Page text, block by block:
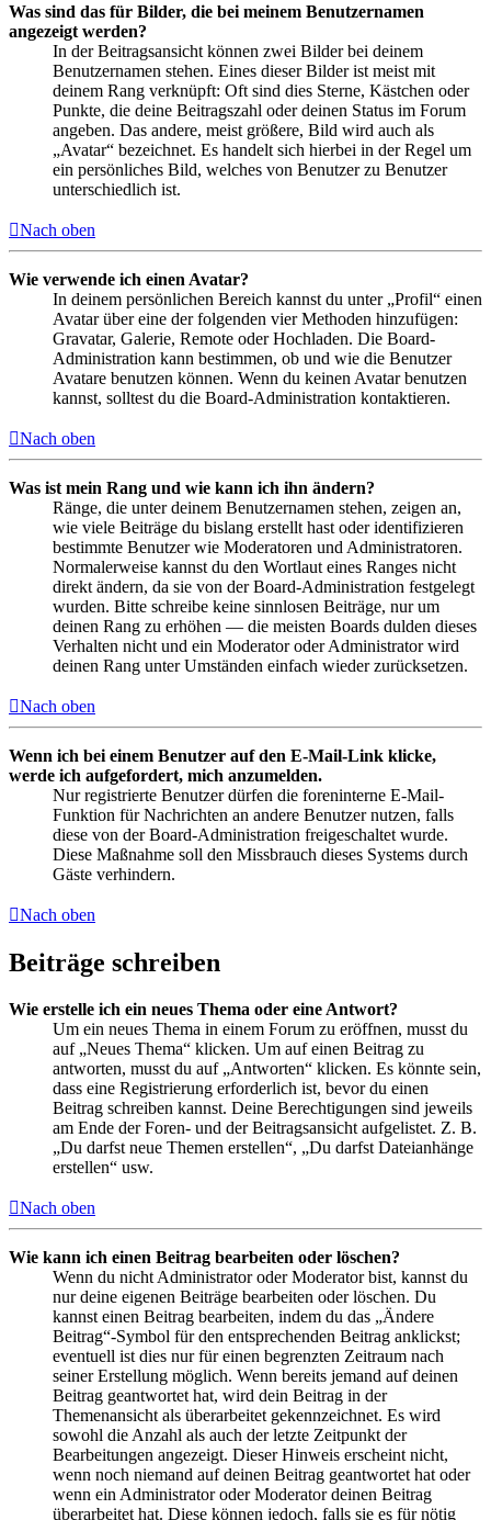
Was sind das für Bilder, die bei meinem Benutzernamen
angezeigt werden?
In der Beitragsansicht können zwei Bilder bei deinem
Benutzernamen stehen. Eines dieser Bilder ist meist mit
deinem Rang verknüpft: Oft sind dies Sterne, Kästchen oder
Punkte, die deine Beitragszahl oder deinen Status im Forum
angeben. Das andere, meist größere, Bild wird auch als
„Avatar“ bezeichnet. Es handelt sich hierbei in der Regel um
ein persönliches Bild, welches von Benutzer zu Benutzer
unterschiedlich ist.
Nach oben
Wie verwende ich einen Avatar?
In deinem persönlichen Bereich kannst du unter „Profil“ einen
Avatar über eine der folgenden vier Methoden hinzufügen:
Gravatar, Galerie, Remote oder Hochladen. Die Board-
Administration kann bestimmen, ob und wie die Benutzer
Avatare benutzen können. Wenn du keinen Avatar benutzen
kannst, solltest du die Board-Administration kontaktieren.
Nach oben
Was ist mein Rang und wie kann ich ihn ändern?
Ränge, die unter deinem Benutzernamen stehen, zeigen an,
wie viele Beiträge du bislang erstellt hast oder identifizieren
bestimmte Benutzer wie Moderatoren und Administratoren.
Normalerweise kannst du den Wortlaut eines Ranges nicht
direkt ändern, da sie von der Board-Administration festgelegt
wurden. Bitte schreibe keine sinnlosen Beiträge, nur um
deinen Rang zu erhöhen — die meisten Boards dulden dieses
Verhalten nicht und ein Moderator oder Administrator wird
deinen Rang unter Umständen einfach wieder zurücksetzen.
Nach oben
Wenn ich bei einem Benutzer auf den E-Mail-Link klicke,
werde ich aufgefordert, mich anzumelden.
Nur registrierte Benutzer dürfen die foreninterne E-Mail-
Funktion für Nachrichten an andere Benutzer nutzen, falls
diese von der Board-Administration freigeschaltet wurde.
Diese Maßnahme soll den Missbrauch dieses Systems durch
Gäste verhindern.
Nach oben
Beiträge schreiben
Wie erstelle ich ein neues Thema oder eine Antwort?
Um ein neues Thema in einem Forum zu eröffnen, musst du
auf „Neues Thema“ klicken. Um auf einen Beitrag zu
antworten, musst du auf „Antworten“ klicken. Es könnte sein,
dass eine Registrierung erforderlich ist, bevor du einen
Beitrag schreiben kannst. Deine Berechtigungen sind jeweils
am Ende der Foren- und der Beitragsansicht aufgelistet. Z. B.
„Du darfst neue Themen erstellen“, „Du darfst Dateianhänge
erstellen“ usw.
Nach oben
Wie kann ich einen Beitrag bearbeiten oder löschen?
Wenn du nicht Administrator oder Moderator bist, kannst du
nur deine eigenen Beiträge bearbeiten oder löschen. Du
kannst einen Beitrag bearbeiten, indem du das „Ändere
Beitrag“-Symbol für den entsprechenden Beitrag anklickst;
eventuell ist dies nur für einen begrenzten Zeitraum nach
seiner Erstellung möglich. Wenn bereits jemand auf deinen
Beitrag geantwortet hat, wird dein Beitrag in der
Themenansicht als überarbeitet gekennzeichnet. Es wird
sowohl die Anzahl als auch der letzte Zeitpunkt der
Bearbeitungen angezeigt. Dieser Hinweis erscheint nicht,
wenn noch niemand auf deinen Beitrag geantwortet hat oder
wenn ein Administrator oder Moderator deinen Beitrag
überarbeitet hat. Diese können jedoch, falls sie es für nötig